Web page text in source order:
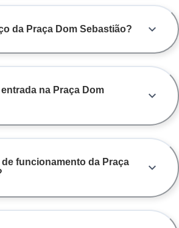
da Praça Dom Sebastião?
na Praça Dom
funcionamento da Praça